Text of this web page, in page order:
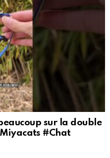
sur la double
#Chat